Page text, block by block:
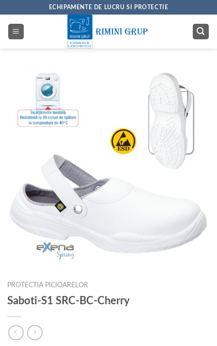
content
ECHIPAMENTE DE LUCRU SI PROTECTIE
PROTECTIA PICIOARELOR
Saboti-S1 SRC-BC-Cherry